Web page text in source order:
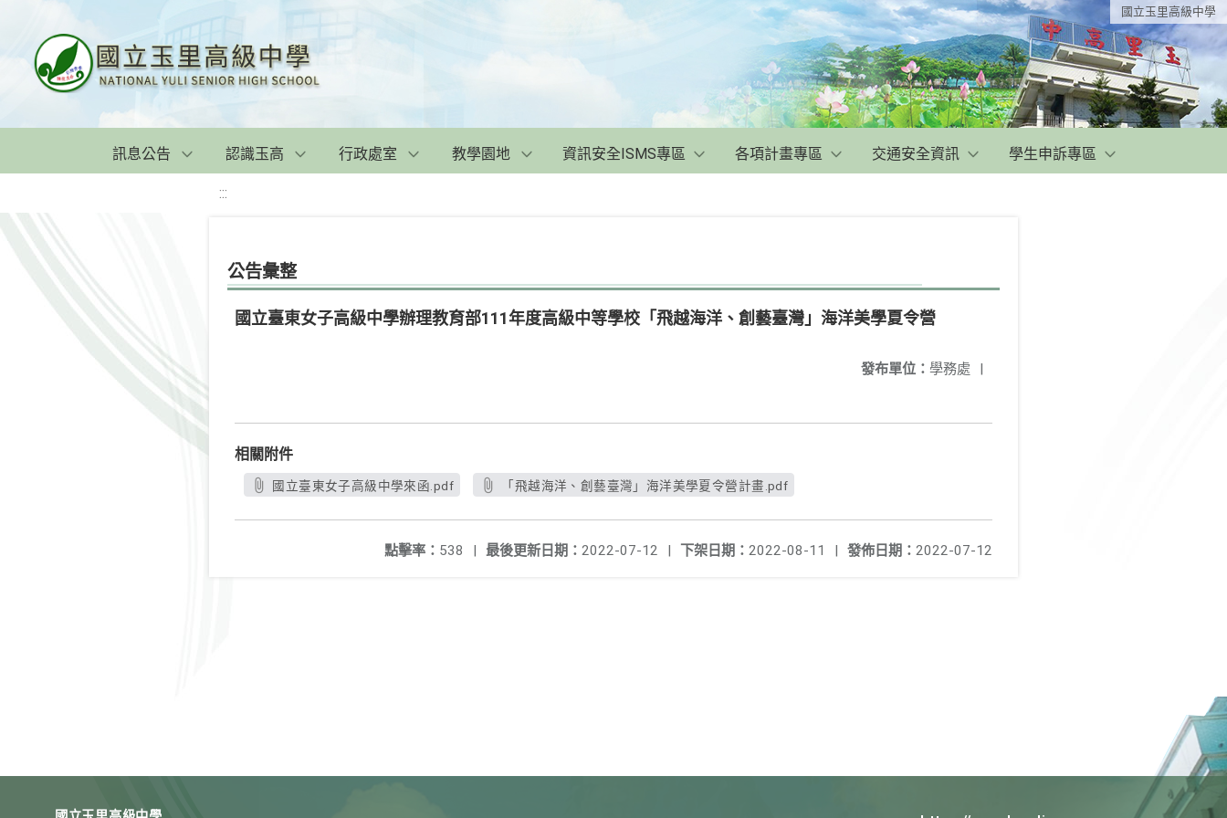
國立玉里高級中學
訊息公告 認識玉高 行政處室 教學園地 資訊安全ISMS專區 各項計畫專區 交通安全資訊 學生申訴專區
:::
公告彙整
國立臺東女子高級中學辦理教育部111年度高級中等學校「飛越海洋、創藝臺灣」海洋美學夏令營
發布單位： 學務處 |
相關附件
國立臺東女子高級中學來函.pdf 「飛越海洋、創藝臺灣」海洋美學夏令營計畫.pdf
發佈日期： 2022-07-12
下架日期： 2022-08-11 |
最後更新日期： 2022-07-12 |
點擊率： 538 |